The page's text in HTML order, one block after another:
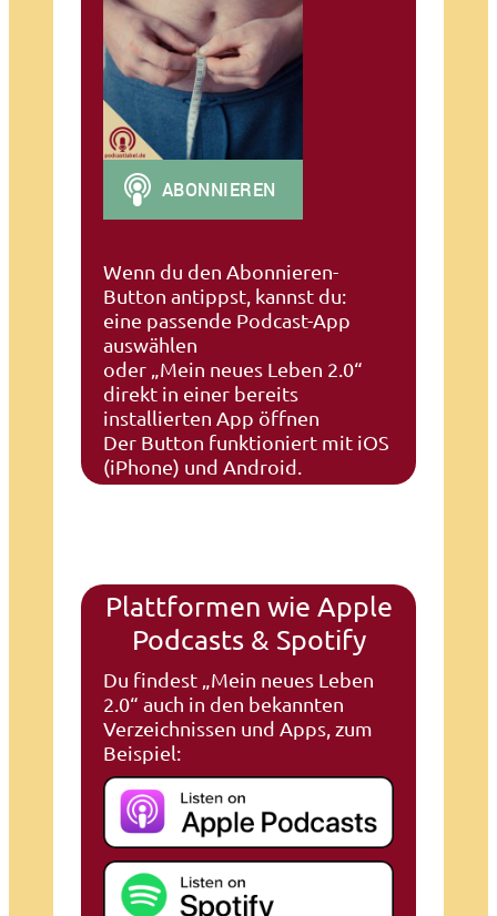
Wenn du den Abonnieren-
Button antippst, kannst du:
eine passende Podcast-App
auswählen
oder „Mein neues Leben 2.0“
direkt in einer bereits
installierten App öffnen
Der Button funktioniert mit iOS
(iPhone) und Android.
Plattformen wie Apple
Podcasts & Spotify
Du findest „Mein neues Leben
2.0“ auch in den bekannten
Verzeichnissen und Apps, zum
Beispiel: